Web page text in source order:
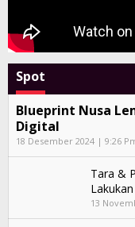
Spot
Blueprint Nusa
Digital
18 Desember 2024 | 9:26
Tara &
13